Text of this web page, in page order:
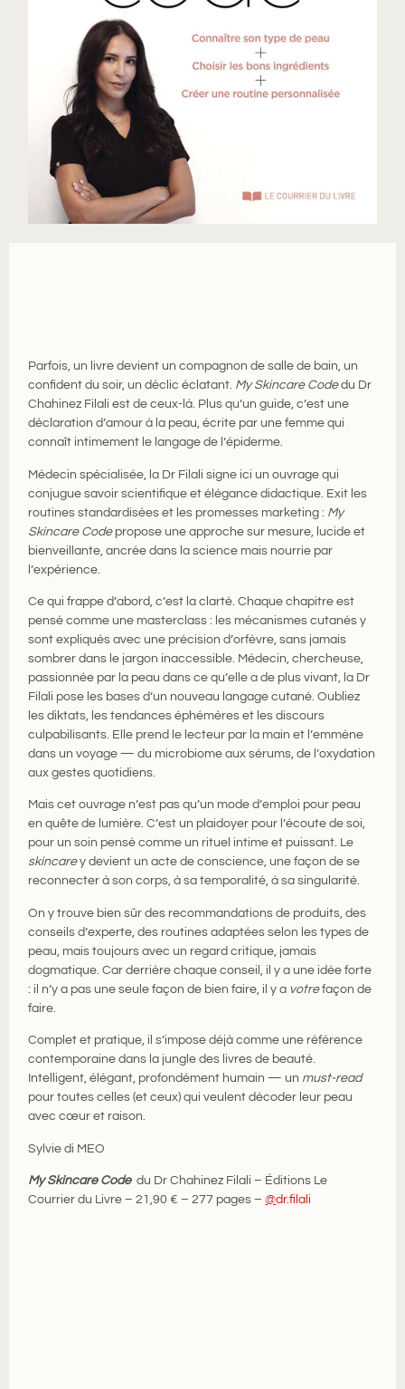
Parfois, un livre devient un compagnon de salle de bain, un
confident du soir, un déclic éclatant. My Skincare Codedu Dr
Chahinez Filali est de ceux-là. Plus qu’un guide, c’est une
déclaration d’amour à la peau, écrite par une femme qui
connaît intimement le langage de l’épiderme.
Médecin spécialisée, la Dr Filali signe ici un ouvrage qui
conjugue savoir scientifique et élégance didactique. Exit les
routines standardisées et les promesses marketing : My
Skincare Codepropose une approche sur mesure, lucide et
bienveillante, ancrée dans la science mais nourrie par
l’expérience.
Ce qui frappe d’abord, c’est la clarté. Chaque chapitre est
pensé comme une masterclass : les mécanismes cutanés y
sont expliqués avec une précision d’orfèvre, sans jamais
sombrer dans le jargon inaccessible. Médecin, chercheuse,
passionnée par la peau dans ce qu’elle a de plus vivant, la Dr
Filali pose les bases d’un nouveau langage cutané. Oubliez
les diktats, les tendances éphémères et les discours
culpabilisants. Elle prend le lecteur par la main et l’emmène
dans un voyage — du microbiome aux sérums, de l’oxydation
aux gestes quotidiens.
Mais cet ouvrage n’est pas qu’un mode d’emploi pour peau
en quête de lumière. C’est un plaidoyer pour l’écoute de soi,
pour un soin pensé comme un rituel intime et puissant. Le
skincarey devient un acte de conscience, une façon de se
reconnecter à son corps, à sa temporalité, à sa singularité.
On y trouve bien sûr des recommandations de produits, des
conseils d’experte, des routines adaptées selon les types de
peau, mais toujours avec un regard critique, jamais
dogmatique. Car derrière chaque conseil, il y a une idée forte
: il n’y a pas une seule façon de bien faire, il y a votrefaçon de
faire.
Complet et pratique, il s’impose déjà comme une référence
contemporaine dans la jungle des livres de beauté.
Intelligent, élégant, profondément humain — un must-read
pour toutes celles (et ceux) qui veulent décoder leur peau
avec cœur et raison.
Sylvie di MEO
My Skincare Codedu Dr Chahinez Filali – Éditions Le
Courrier du Livre – 21,90 € – 277 pages –@dr.filali